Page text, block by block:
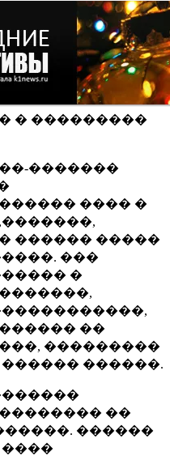
� ���������
�������
���� �
������ �����
���
�
��
���������
������.
��
������